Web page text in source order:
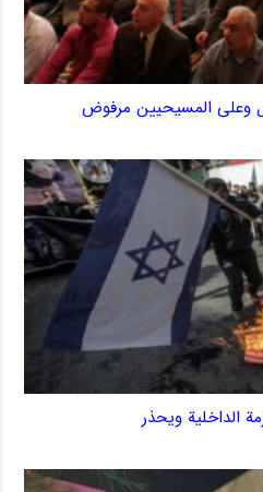
وعلى المسيحيين مرفوض
الداخلية ويحذر